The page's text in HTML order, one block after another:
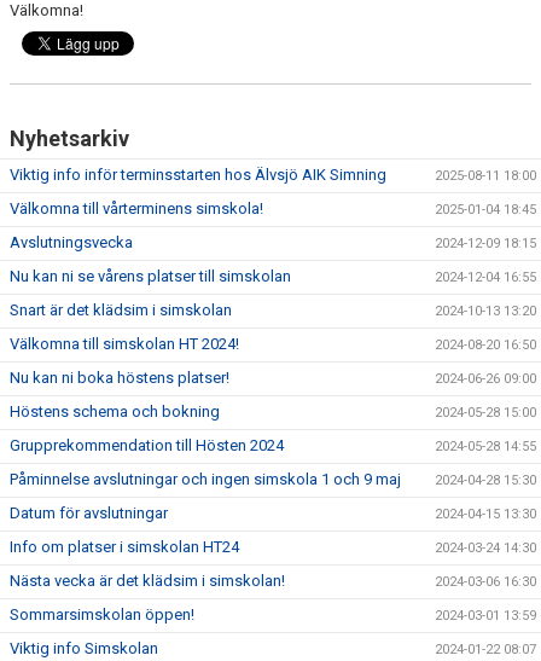
Välkomna!
Nyhetsarkiv
Viktig info inför terminsstarten hos Älvsjö AIK Simning 2025-08-11 18:00
Välkomna till vårterminens simskola! 2025-01-04 18:45
Avslutningsvecka 2024-12-09 18:15
Nu kan ni se vårens platser till simskolan 2024-12-04 16:55
Snart är det klädsim i simskolan 2024-10-13 13:20
Välkomna till simskolan HT 2024! 2024-08-20 16:50
Nu kan ni boka höstens platser! 2024-06-26 09:00
Höstens schema och bokning 2024-05-28 15:00
Grupprekommendation till Hösten 2024 2024-05-28 14:55
Påminnelse avslutningar och ingen simskola 1 och 9 maj 2024-04-28 15:30
Datum för avslutningar 2024-04-15 13:30
Info om platser i simskolan HT24 2024-03-24 14:30
Nästa vecka är det klädsim i simskolan! 2024-03-06 16:30
Sommarsimskolan öppen! 2024-03-01 13:59
Viktig info Simskolan 2024-01-22 08:07